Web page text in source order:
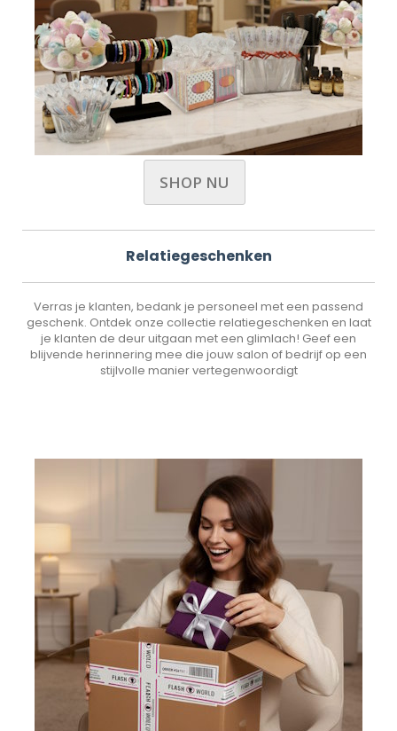
SHOP NU
Relatiegeschenken
Verras je klanten, bedank je personeel met een passend
geschenk. Ontdek onze collectie relatiegeschenken en laat
je klanten de deur uitgaan met een glimlach! Geef een
blijvende herinnering mee die jouw salon of bedrijf op een
stijlvolle manier vertegenwoordigt